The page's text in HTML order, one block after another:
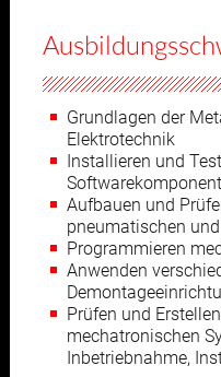
Grundlagen der
Elektrotechnik
Installieren und
Aufbauen und
pneumatischen
Programmieren
Anwenden
Prüfen und
mechatronischen
Inbetriebnahme,